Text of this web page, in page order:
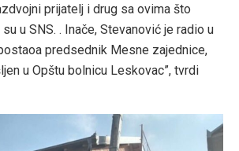
prijatelj i drug sa ovima što
u SNS. . Inače, Stevanović je radio u
postaoa predsednik Mesne zajednice,
u Opštu bolnicu Leskovac”, tvrdi